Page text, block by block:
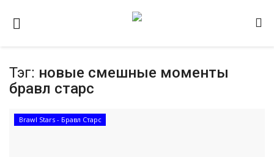
Домашняя
Contact
Тэг: новые смешные моменты
бравл старс
Brawl Stars - Бравл Старс